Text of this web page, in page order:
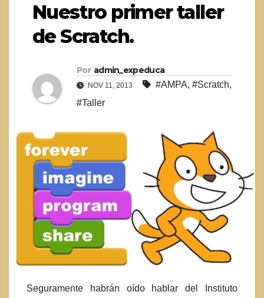
Nuestro primer taller
de Scratch.
Por admin_expeduca
NOV 11, 2013 #AMPA, #Scratch,
#Taller
Seguramente habrán oído hablar del Instituto